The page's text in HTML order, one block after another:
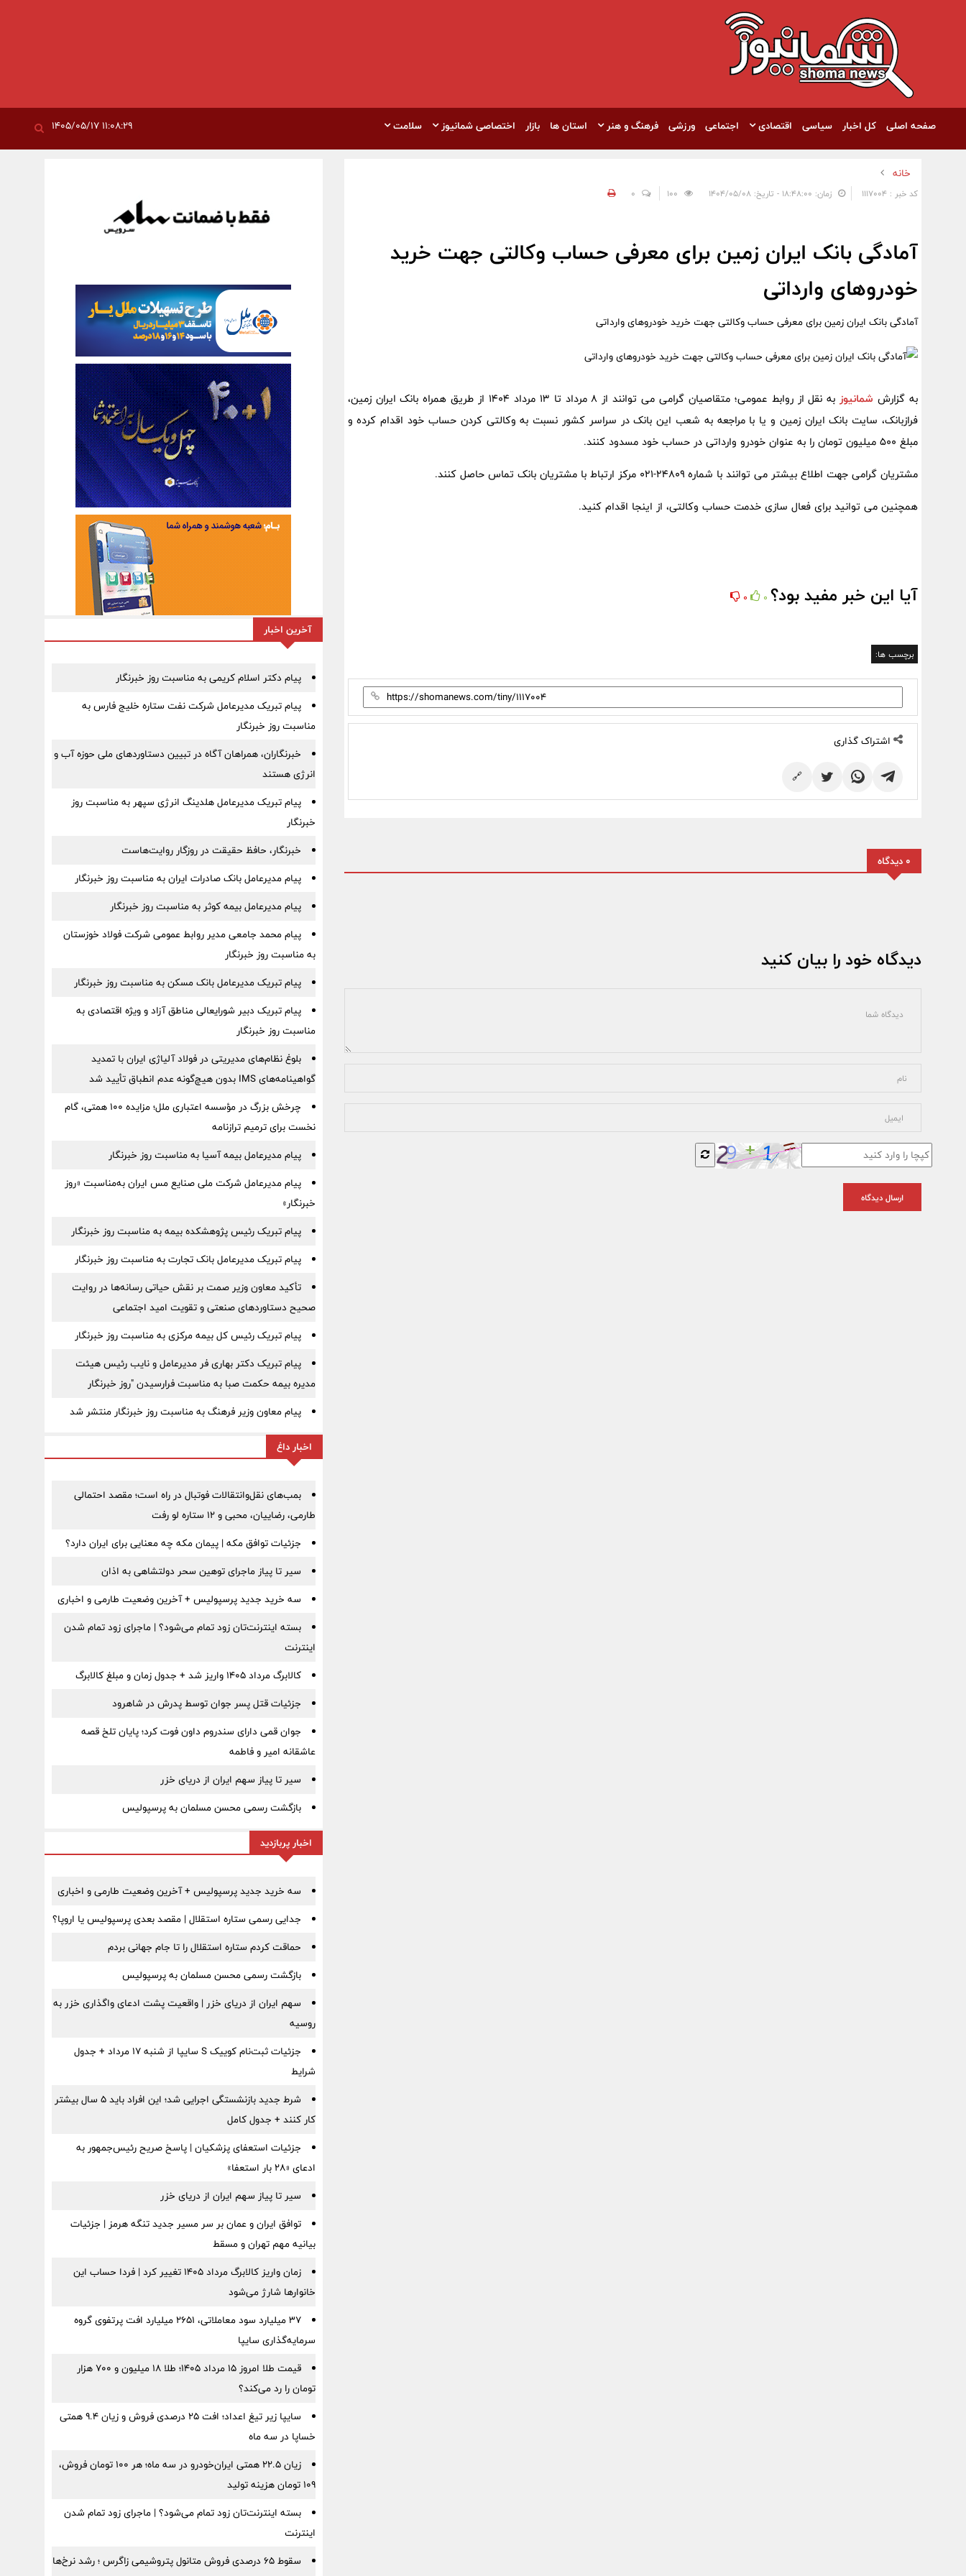
صفحه اصلی کل اخبار سیاسی اقتصادی اجتماعی ورزشی فرهنگ و هنر استان ها بازار اختصاصی شمانیوز سلامت
خانه
کد خبر : 1117004 زمان: ۱۸:۴۸:۰۰ - تاریخ: ۱۴۰۴/۰۵/۰۸ 0
آمادگی بانک ایران زمین برای معرفی حساب وکالتی جهت خرید
خودروهای وارداتی
آمادگی بانک ایران زمین برای معرفی حساب وکالتی جهت خرید خودروهای وارداتی
به گزارش شمانیوز
به نقل از روابط عمومی؛ متقاصیان گرامی می توانند از ۸ مرداد تا ۱۳ مرداد ۱۴۰۴ از طریق همراه بانک ایران زمین،
فرازبانک، سایت بانک ایران زمین و یا با مراجعه به شعب این بانک در سراسر کشور نسبت به وکالتی کردن حساب خود اقدام کرده و
مبلغ ۵۰۰ میلیون تومان را به عنوان خودرو وارداتی در حساب خود مسدود کنند.
مشتریان گرامی جهت اطلاع بیشتر می توانند با شماره ۲۴۸۰۹-۰۲۱ مرکز ارتباط با مشتریان بانک تماس حاصل کنند.
همچنین می توانید برای فعال سازی خدمت حساب وکالتی، از اینجا اقدام کنید.
آیا این خبر مفید بود؟ 0
0
برچسب ها:
اشتراک گذاری
🔗
0 دیدگاه
دیدگاه خود را بیان کنید
ارسال دیدگاه
آخرین اخبار
پیام دکتر اسلام کریمی به مناسبت روز خبرنگار
پیام تبریک مدیرعامل شرکت نفت ستاره خلیج فارس به
مناسبت روز خبرنگار
خبرنگاران، همراهان آگاه در تبیین دستاوردهای ملی حوزه آب و
انرژی هستند
پیام تبریک مدیرعامل هلدینگ انرژی سپهر به مناسبت روز
خبرنگار
خبرنگار، حافظ حقیقت در روزگار روایت‌هاست
پیام مدیرعامل بانک صادرات ایران به مناسبت روز خبرنگار
پیام مدیرعامل بیمه کوثر به مناسبت روز خبرنگار
پیام محمد جامعی مدیر روابط عمومی شرکت فولاد خوزستان
به مناسبت روز خبرنگار
پیام تبریک مدیرعامل بانک مسکن به مناسبت روز خبرنگار
پیام تبریک دبیر شورایعالی مناطق آزاد و ویژه اقتصادی به
مناسبت روز خبرنگار
بلوغ نظام‌های مدیریتی در فولاد آلیاژی ایران با تمدید
گواهینامه‌های IMS بدون هیچ‌گونه عدم انطباق تأیید شد
چرخش بزرگ در مؤسسه اعتباری ملل؛ مزایده ۱۰۰ همتی، گام
نخست برای ترمیم ترازنامه
پیام مدیرعامل بیمه آسیا به مناسبت روز خبرنگار
پیام مدیرعامل شرکت ملی صنایع مس ایران به‌مناسبت «روز
خبرنگار»
پیام تبریک رئیس پژوهشکده بیمه به مناسبت روز خبرنگار
پیام تبریک مدیرعامل بانک تجارت به مناسبت روز خبرنگار
تأکید معاون وزیر صمت بر نقش حیاتی رسانه‌ها در روایت
صحیح دستاوردهای صنعتی و تقویت امید اجتماعی
پیام تبریک رئیس کل بیمه مرکزی به مناسبت روز خبرنگار
پیام تبریک دکتر بهاری فر مدیرعامل و نایب رئیس هیئت
مدیره بیمه حکمت صبا به مناسبت فرارسیدن "روز خبرنگار
پیام معاون وزیر فرهنگ به مناسبت روز خبرنگار منتشر شد
اخبار داغ
بمب‌های نقل‌وانتقالات فوتبال در راه است؛ مقصد احتمالی
طارمی، رضاییان، محبی و ۱۲ ستاره لو رفت
جزئیات توافق مکه | پیمان مکه چه معنایی برای ایران دارد؟
سیر تا پیاز ماجرای توهین سحر دولتشاهی به اذان
سه خرید جدید پرسپولیس + آخرین وضعیت طارمی و اخباری
بسته اینترنت‌تان زود تمام می‌شود؟ | ماجرای زود تمام شدن
اینترنت
کالابرگ مرداد ۱۴۰۵ واریز شد + جدول زمان و مبلغ کالابرگ
جزئیات قتل پسر جوان توسط پدرش در شاهرود
جوان قمی دارای سندروم داون فوت کرد؛ پایان تلخ قصه
عاشقانه امیر و فاطمه
سیر تا پیاز سهم ایران از دریای خزر
بازگشت رسمی محسن مسلمان به پرسپولیس
اخبار پربازدید
سه خرید جدید پرسپولیس + آخرین وضعیت طارمی و اخباری
جدایی رسمی ستاره استقلال | مقصد بعدی پرسپولیس یا اروپا؟
حماقت کردم ستاره استقلال را تا جام جهانی بردم
بازگشت رسمی محسن مسلمان به پرسپولیس
سهم ایران از دریای خزر | واقعیت پشت ادعای واگذاری خزر به
روسیه
جزئیات ثبت‌نام کوییک S سایپا از شنبه ۱۷ مرداد + جدول
شرایط
شرط جدید بازنشستگی اجرایی شد؛ این افراد باید ۵ سال بیشتر
کار کنند + جدول کامل
جزئیات استعفای پزشکیان | پاسخ صریح رئیس‌جمهور به
ادعای «۲۸ بار استعفا»
سیر تا پیاز سهم ایران از دریای خزر
توافق ایران و عمان بر سر مسیر جدید تنگه هرمز | جزئیات
بیانیه مهم تهران و مسقط
زمان واریز کالابرگ مرداد ۱۴۰۵ تغییر کرد | فردا حساب این
خانوارها شارژ می‌شود
۳۷ میلیارد سود معاملاتی، ۲۶۵۱ میلیارد افت پرتفوی گروه
سرمایه‌گذاری سایپا
قیمت طلا امروز ۱۵ مرداد ۱۴۰۵؛ طلا ۱۸ میلیون و ۷۰۰ هزار
تومان را رد می‌کند؟
سایپا زیر تیغ اعداد؛ افت ۲۵ درصدی فروش و زیان ۹.۴ همتی
خساپا در سه ماه
زیان ۲۲.۵ همتی ایران‌خودرو در سه ماه؛ هر ۱۰۰ تومان فروش،
۱۰۹ تومان هزینه تولید
بسته اینترنت‌تان زود تمام می‌شود؟ | ماجرای زود تمام شدن
اینترنت
سقوط ۶۵ درصدی فروش متانول پتروشیمی زاگرس ؛ رشد نرخ‌ها